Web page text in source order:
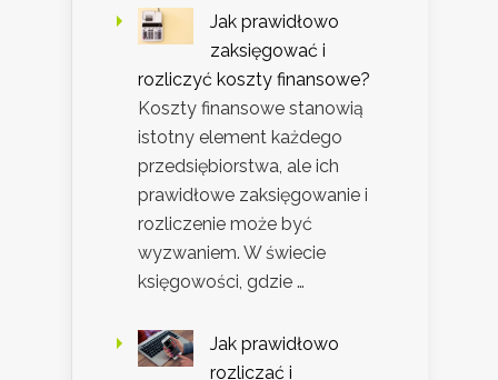
Jak prawidłowo
zaksięgować i
rozliczyć koszty finansowe?
Koszty finansowe stanowią
istotny element każdego
przedsiębiorstwa, ale ich
prawidłowe zaksięgowanie i
rozliczenie może być
wyzwaniem. W świecie
księgowości, gdzie …
Jak prawidłowo
rozliczać i